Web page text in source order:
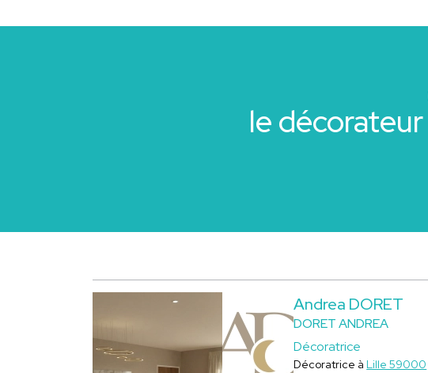
le
Andrea DORET
DORET ANDREA
Décoratrice
Décoratrice à Lille 59000